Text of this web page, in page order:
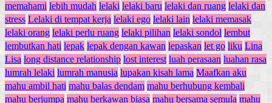
memahami lebih mudah lelaki lelaki baru lelaki dan ruang lelaki dan
stress Lelaki di tempat kerja lelaki ego lelaki lain lelaki memasak
lelaki orang lelaki perlu ruang lelaki pilihan lelaki sondol lembut
lembutkan hati lepak lepak dengan kawan lepaskan let go liku Lina
Lisa long distance relationship lost interest luah perasaan luahan rasa
lumrah lelaki lumrah manusia lupakan kisah lama Maafkan aku
mahu ambil hati mahu balas dendam mahu berhubung kembali
mahu berjumpa mahu berkawan biasa mahu bersama semula mahu